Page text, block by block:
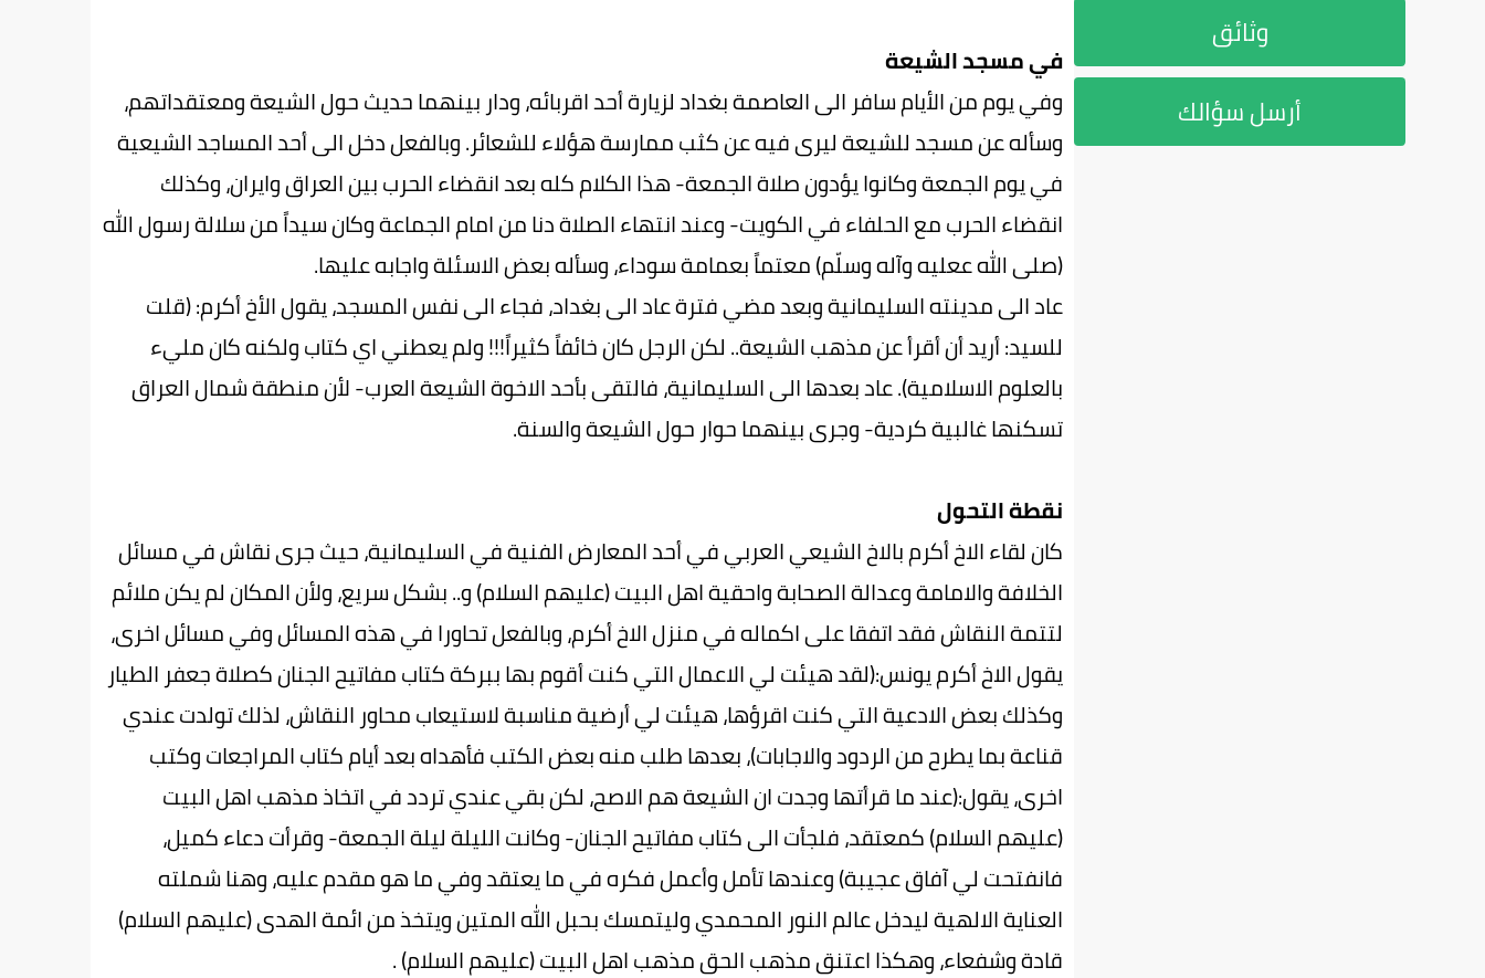
وثائق
أرسل سؤالك
في مسجد الشيعة
وفي يوم من الأيام سافر الى العاصمة بغداد لزيارة أحد اقربائه، ودار بينهما حديث حول الشيعة ومعتقداتهم،
وسأله عن مسجد للشيعة ليرى فيه عن كثب ممارسة هؤلاء للشعائر. وبالفعل دخل الى أحد المساجد الشيعية
في يوم الجمعة وكانوا يؤدون صلاة الجمعة- هذا الكلام كله بعد انقضاء الحرب بين العراق وايران، وكذلك
انقضاء الحرب مع الحلفاء في الكويت- وعند انتهاء الصلاة دنا من امام الجماعة وكان سيداً من سلالة رسول الله
(صلى الله ععليه وآله وسلّم) معتماً بعمامة سوداء، وسأله بعض الاسئلة واجابه عليها.
عاد الى مدينته السليمانية وبعد مضي فترة عاد الى بغداد، فجاء الى نفس المسجد، يقول الأخ أكرم: (قلت
للسيد: أريد أن أقرأ عن مذهب الشيعة.. لكن الرجل كان خائفاً كثيراً!!! ولم يعطني اي كتاب ولكنه كان مليء
بالعلوم الاسلامية). عاد بعدها الى السليمانية، فالتقى بأحد الاخوة الشيعة العرب- لأن منطقة شمال العراق
تسكنها غالبية كردية- وجرى بينهما حوار حول الشيعة والسنة.
نقطة التحول
كان لقاء الاخ أكرم بالاخ الشيعي العربي في أحد المعارض الفنية في السليمانية، حيث جرى نقاش في مسائل
الخلافة والامامة وعدالة الصحابة واحقية اهل البيت (عليهم السلام) و.. بشكل سريع، ولأن المكان لم يكن ملائم
لتتمة النقاش فقد اتفقا على اكماله في منزل الاخ أكرم، وبالفعل تحاورا في هذه المسائل وفي مسائل اخرى،
يقول الاخ أكرم يونس:(لقد هيئت لي الاعمال التي كنت أقوم بها ببركة كتاب مفاتيح الجنان كصلاة جعفر الطيار
وكذلك بعض الادعية التي كنت اقرؤها، هيئت لي أرضية مناسبة لاستيعاب محاور النقاش، لذلك تولدت عندي
قناعة بما يطرح من الردود والاجابات)، بعدها طلب منه بعض الكتب فأهداه بعد أيام كتاب المراجعات وكتب
اخرى، يقول:(عند ما قرأتها وجدت ان الشيعة هم الاصح، لكن بقي عندي تردد في اتخاذ مذهب اهل البيت
(عليهم السلام) كمعتقد، فلجأت الى كتاب مفاتيح الجنان- وكانت الليلة ليلة الجمعة- وقرأت دعاء كميل،
فانفتحت لي آفاق عجيبة) وعندها تأمل وأعمل فكره في ما يعتقد وفي ما هو مقدم عليه، وهنا شملته
العناية الالهية ليدخل عالم النور المحمدي وليتمسك بحبل الله المتين ويتخذ من ائمة الهدى (عليهم السلام)
قادة وشفعاء، وهكذا اعتنق مذهب الحق مذهب اهل البيت (عليهم السلام) .